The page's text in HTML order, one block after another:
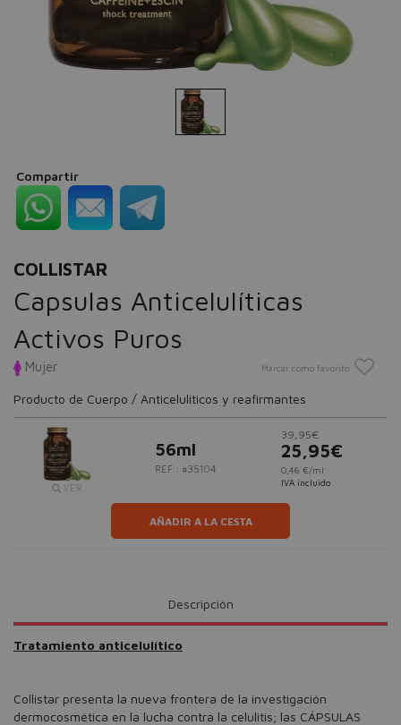
Compartir
COLLISTAR
Capsulas Anticelulíticas
Activos Puros
Mujer Marcar como favorito
Producto de Cuerpo / Anticelulíticos y reafirmantes
VER
56ml
REF.: #35104
39,95€
25,95€
0,46 €/ml
IVA incluido
AÑADIR A LA CESTA
Descripción
Tratamiento anticelulítico
Collistar presenta la nueva frontera de la investigación
dermocosmética en la lucha contra la celulitis; las CÁPSULAS